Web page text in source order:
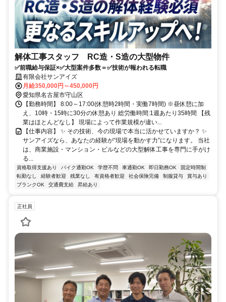
解体工事スタッフ RC造・S造の大型物件
✅前職給与保証×✅大型案件多数＝✅技術が報われる転職
有限会社サンアイズ
月給350,000円～450,000円
愛知県名古屋市守山区
【勤務時間】 8:00～17:00(休憩時2時間・実働7時間) ※昼休憩に加
え、10時・15時に30分の休憩あり 総労働時間:1週あたり35時間 【残
業はほとんどなし】 現場によって作業規模が違い...
【仕事内容】 ✨ その技術、今の現場で本当に活かせていますか？ ✨
サンアイズなら、あなたの経験が“現場を動かす力”になります。 当社
は、商業施設・マンション・ビルなどの大型解体工事を専門に手がけ
る...
資格取得支援あり バイク通勤OK 学歴不問 車通勤OK 即日勤務OK
固定時間制
転勤なし
経験者歓迎 残業なし 有資格者歓迎 社会保険完備 制服貸与
賞与あり
ブランクOK
交通費支給 昇給あり
正社員